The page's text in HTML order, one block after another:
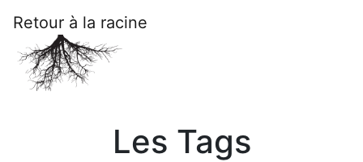
Retour à la racine
Les Tags